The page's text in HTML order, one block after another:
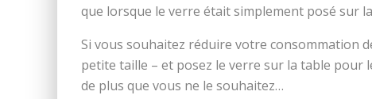
que lorsque le verre était simplement posé sur
Si vous souhaitez réduire votre consommation
petite taille – et posez le verre sur la table pour
de plus que vous ne le souhaitez…